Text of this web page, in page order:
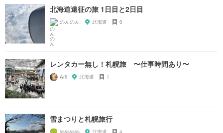
北海道遠征の旅 1日目と2日目
のんのん 北海道 0
レンタカー無し！札幌旅 〜仕事時間あり〜
Arii 北海道 1
雪まつりと札幌旅行
ssssssss 北海道 4